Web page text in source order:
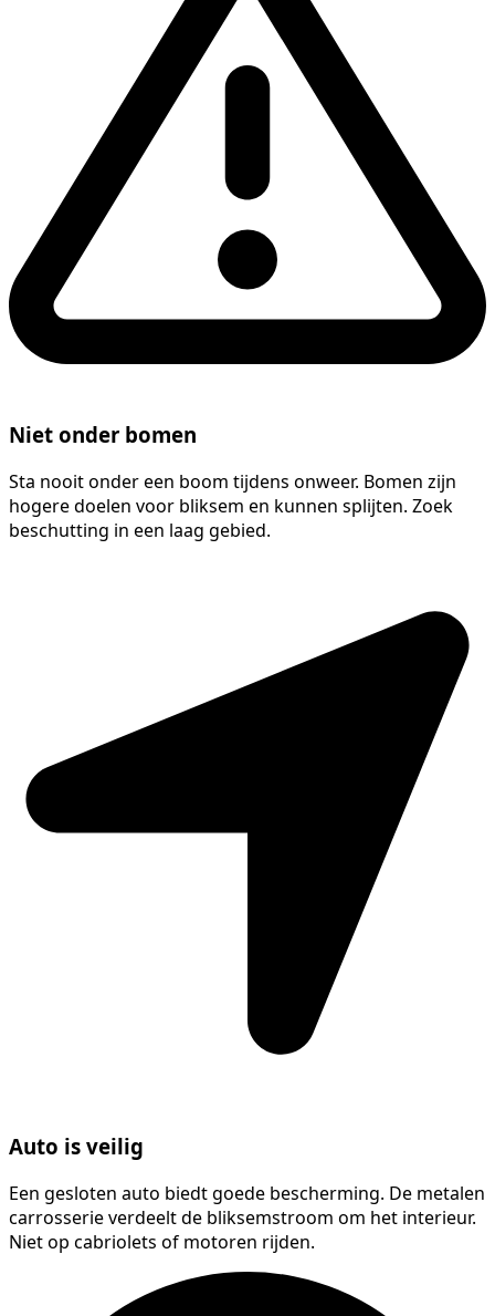
Niet onder bomen
Sta nooit onder een boom tijdens onweer. Bomen zijn
hogere doelen voor bliksem en kunnen splijten. Zoek
beschutting in een laag gebied.
Auto is veilig
Een gesloten auto biedt goede bescherming. De metalen
carrosserie verdeelt de bliksemstroom om het interieur.
Niet op cabriolets of motoren rijden.